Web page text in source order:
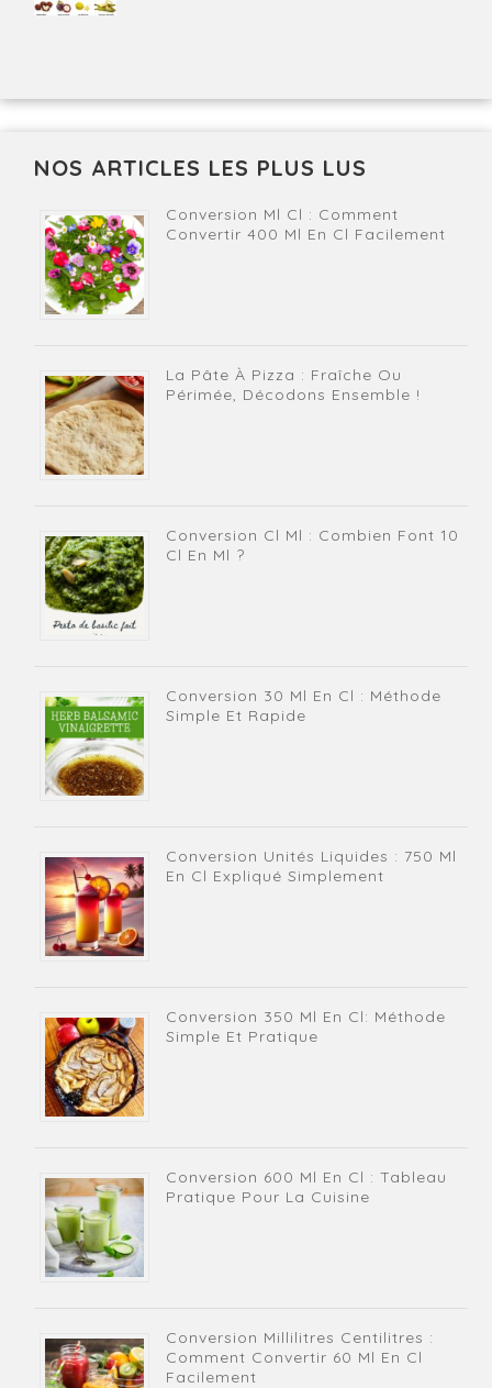
NOS ARTICLES LES PLUS LUS
Conversion Ml Cl : Comment
Convertir 400 Ml En Cl Facilement
La Pâte À Pizza : Fraîche Ou
Périmée, Décodons Ensemble !
Conversion Cl Ml : Combien Font 10
Cl En Ml ?
Conversion 30 Ml En Cl : Méthode
Simple Et Rapide
Conversion Unités Liquides : 750 Ml
En Cl Expliqué Simplement
Conversion 350 Ml En Cl: Méthode
Simple Et Pratique
Conversion 600 Ml En Cl : Tableau
Pratique Pour La Cuisine
Conversion Millilitres Centilitres :
Comment Convertir 60 Ml En Cl
Facilement